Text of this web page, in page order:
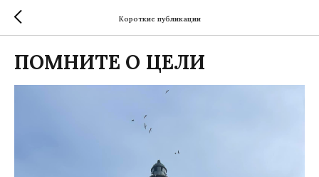
Короткие публикации
ПОМНИТЕ О ЦЕЛИ